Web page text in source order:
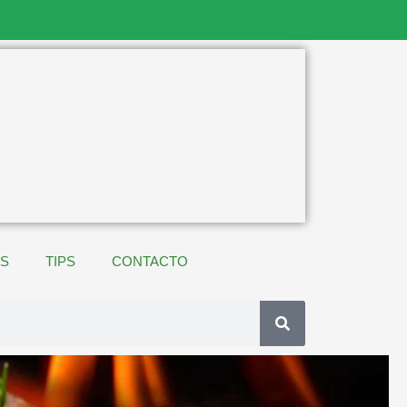
TIPS CONTACTO